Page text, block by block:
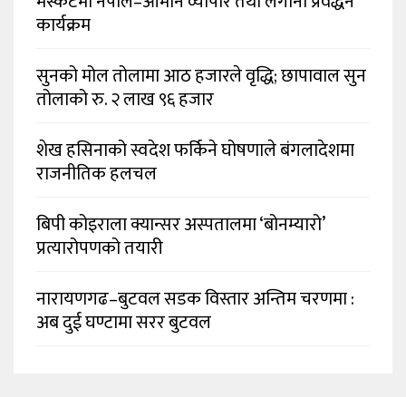
कार्यक्रम
सुनको मोल तोलामा आठ हजारले वृद्धि; छापावाल सुन
तोलाको रु. २ लाख ९६ हजार
शेख हसिनाको स्वदेश फर्किने घोषणाले बंगलादेशमा
राजनीतिक हलचल
बिपी कोइराला क्यान्सर अस्पतालमा ‘बोनम्यारो’
प्रत्यारोपणको तयारी
नारायणगढ–बुटवल सडक विस्तार अन्तिम चरणमा :
अब दुई घण्टामा सरर बुटवल